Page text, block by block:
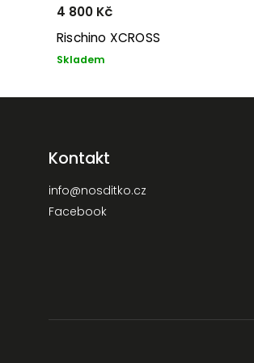
Rischino XCROSS
Skladem
4 800 Kč
Kontakt
info@nosditko.cz
Facebook